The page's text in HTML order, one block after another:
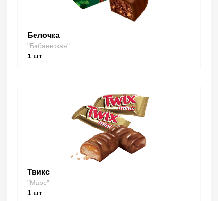
Белочка
"Бабаевская"
1 шт
Твикс
"Марс"
1 шт